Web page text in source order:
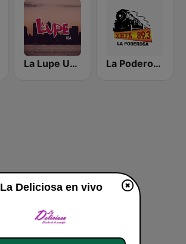
La Lupe USA La Poderosa 89.3 FM
La Deliciosa en vivo